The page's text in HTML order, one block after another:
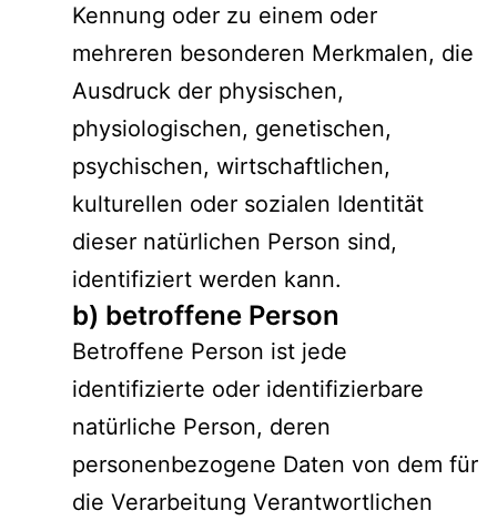
Kennung oder zu einem oder
mehreren besonderen Merkmalen, die
Ausdruck der physischen,
physiologischen, genetischen,
psychischen, wirtschaftlichen,
kulturellen oder sozialen Identität
dieser natürlichen Person sind,
identifiziert werden kann.
b) betroffene Person
Betroffene Person ist jede
identifizierte oder identifizierbare
natürliche Person, deren
personenbezogene Daten von dem für
die Verarbeitung Verantwortlichen